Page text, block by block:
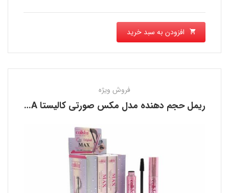
افزودن به سبد خرید
فروش ویژه
ریمل حجم دهنده مدل مکس صورتی کالیستا CALISTA